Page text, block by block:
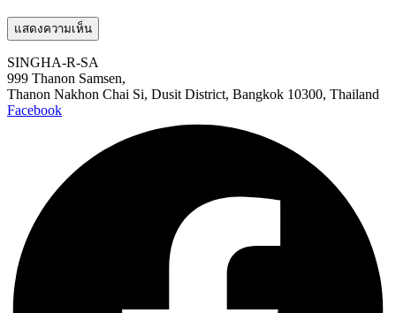
SINGHA-R-SA
999 Thanon Samsen,
Thanon Nakhon Chai Si, Dusit District, Bangkok 10300, Thailand
Facebook